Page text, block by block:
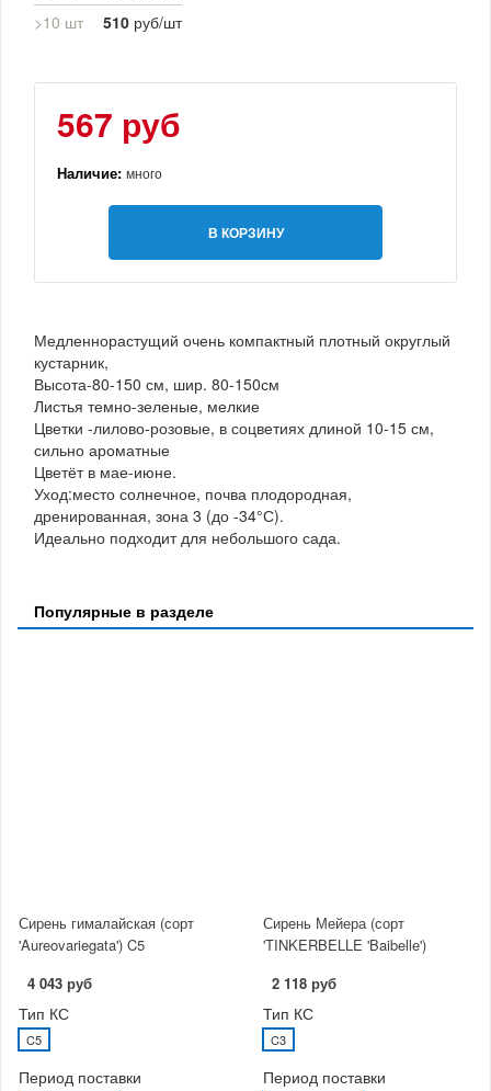
>10 шт
510 руб/шт
567 руб
Наличие: много
В КОРЗИНУ
Медленнорастущий очень компактный плотный округлый
кустарник,
Высота-80-150 см, шир. 80-150см
Листья темно-зеленые, мелкие
Цветки -лилово-розовые, в соцветиях длиной 10-15 см,
сильно ароматные
Цветёт в мае-июне.
Уход:место солнечное, почва плодородная,
дренированная, зона 3 (до -34°С).
Идеально подходит для небольшого сада.
Популярные в разделе
Сирень гималайская (сорт
'Aureovariegata') C5
4 043 руб
Тип КС
C5
Период поставки
Сирень Мейера (сорт
'TINKERBELLE 'Baibelle')
2 118 руб
Тип КС
C3
Период поставки